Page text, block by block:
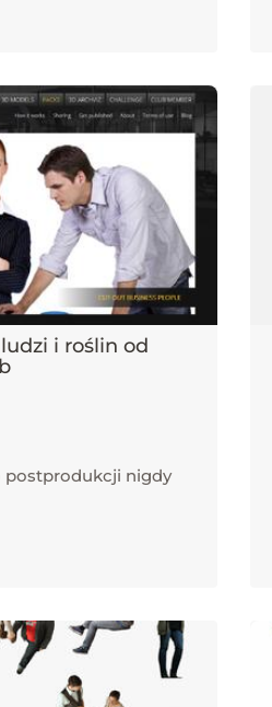
i roślin od
postprodukcji nigdy